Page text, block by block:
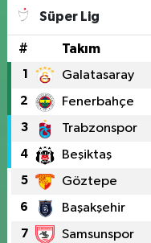
Süper Lig
# Takım
1 Galatasaray
2 Fenerbahçe
3 Trabzonspor
4 Beşiktaş
5 Göztepe
6 Başakşehir
7 Samsunspor